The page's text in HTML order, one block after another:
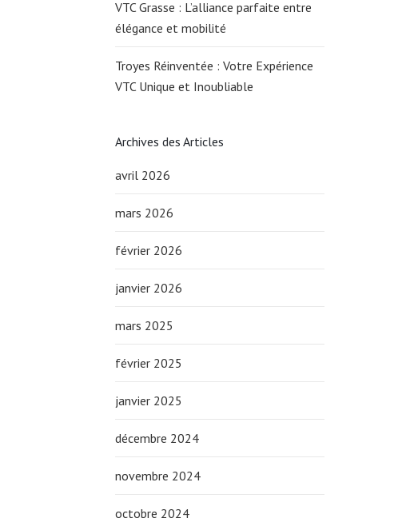
VTC Grasse : L’alliance parfaite entre
élégance et mobilité
Troyes Réinventée : Votre Expérience
VTC Unique et Inoubliable
Archives des Articles
avril 2026
mars 2026
février 2026
janvier 2026
mars 2025
février 2025
janvier 2025
décembre 2024
novembre 2024
octobre 2024